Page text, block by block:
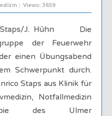
Views: 3659
J. HühnDie
der Feuerwehr
einen Übungsabend
Schwerpunkt durch.
Staps aus Klinik für
Notfallmedizin
des Ulmer